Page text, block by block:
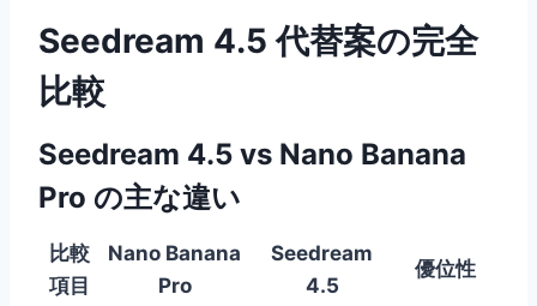
Seedream 4.5 代替案の完全
比較
Seedream 4.5 vs Nano Banana
Pro の主な違い
比較
項目
Nano Banana
Pro
Seedream
4.5
優位性